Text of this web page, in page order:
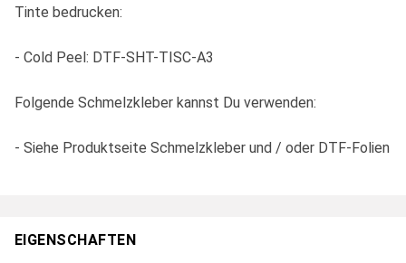
Tinte bedrucken:
- Cold Peel: DTF-SHT-TISC-A3
Folgende Schmelzkleber kannst Du verwenden:
- Siehe Produktseite Schmelzkleber und / oder DTF-Folien
EIGENSCHAFTEN